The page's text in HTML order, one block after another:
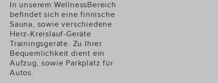
In unserem WellnessBereich
befindet sich eine finnische
Sauna, sowie verschiedene
Herz-Kreislauf-Geräte
Trainingsgeräte. Zu Ihrer
Bequemlichkeit dient ein
Aufzug, sowie Parkplatz für
Autos.